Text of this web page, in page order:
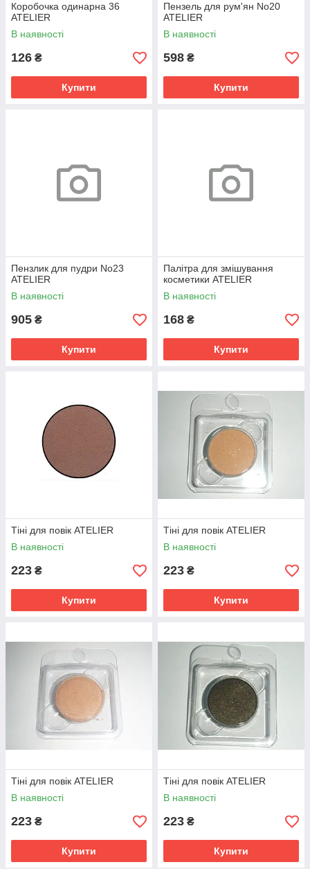
Коробочка одинарна 36
ATELIER
В наявності
126 ₴
Купити
Пензель для рум'ян No20
ATELIER
В наявності
598 ₴
Купити
Пензлик для пудри No23
ATELIER
В наявності
905 ₴
Купити
Палітра для змішування
косметики ATELIER
В наявності
168 ₴
Купити
Тіні для повік ATELIER
В наявності
223 ₴
Купити
Тіні для повік ATELIER
В наявності
223 ₴
Купити
Тіні для повік ATELIER
В наявності
223 ₴
Купити
Тіні для повік ATELIER
В наявності
223 ₴
Купити